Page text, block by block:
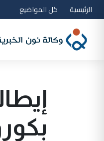
الرئيسية كل المواضيع